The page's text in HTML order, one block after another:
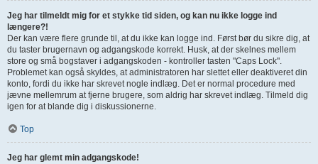
Jeg har tilmeldt mig for et stykke tid siden, og kan nu ikke logge ind
længere?!
Der kan være flere grunde til, at du ikke kan logge ind. Først bør du sikre dig, at
du taster brugernavn og adgangskode korrekt. Husk, at der skelnes mellem
store og små bogstaver i adgangskoden - kontroller tasten "Caps Lock".
Problemet kan også skyldes, at administratoren har slettet eller deaktiveret din
konto, fordi du ikke har skrevet nogle indlæg. Det er normal procedure med
jævne mellemrum at fjerne brugere, som aldrig har skrevet indlæg. Tilmeld dig
igen for at blande dig i diskussionerne.
Top
Jeg har glemt min adgangskode!